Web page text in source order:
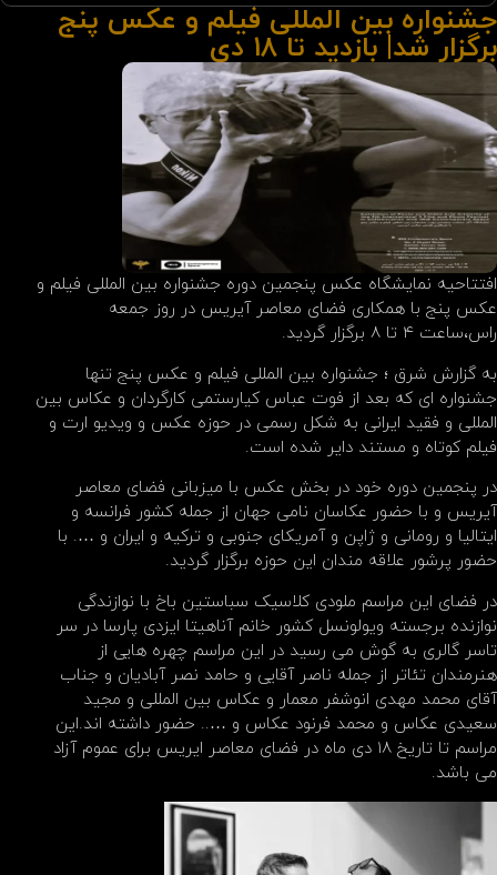
جشنواره بین المللی فیلم و عکس پنج
برگزار شد| بازدید تا ۱۸ دی
افتتاحیه نمایشگاه عکس پنجمین دوره جشنواره بین المللی فیلم و
عکس پنج با همکاری فضای معاصر آیریس در روز جمعه
راس،ساعت ۴ تا ۸ برگزار گردید.
به گزارش شرق ؛ جشنواره بین المللی فیلم و عکس پنج تنها
جشنواره ای که بعد از فوت عباس کیارستمی کارگردان و عکاس بین
المللی و فقید ایرانی به شکل رسمی در حوزه عکس و ویدیو ارت و
فیلم کوتاه و مستند دایر شده است.
در پنجمین دوره خود در بخش عکس با میزبانی فضای معاصر
آیریس و با حضور عکاسان نامی جهان از جمله کشور فرانسه و
ایتالیا و رومانی و ژاپن و آمریکای جنوبی و ترکیه و ایران و …. با
حضور پرشور علاقه مندان این حوزه برگزار گردید.
در فضای این مراسم ملودی کلاسیک سباستین باخ با نوازندگی
نوازنده برجسته ویولونسل کشور خانم آناهیتا ایزدی پارسا در سر
تاسر گالری به گوش می رسید در این مراسم چهره هایی از
هنرمندان تئاتر از جمله ناصر آقایی و حامد نصر آبادیان و جناب
آقای محمد مهدی انوشفر معمار و عکاس بین المللی و مجید
سعیدی عکاس و محمد فرنود عکاس و ….. حضور داشته اند.این
مراسم تا تاریخ ۱۸ دی ماه در فضای معاصر ایریس برای عموم آزاد
می باشد.